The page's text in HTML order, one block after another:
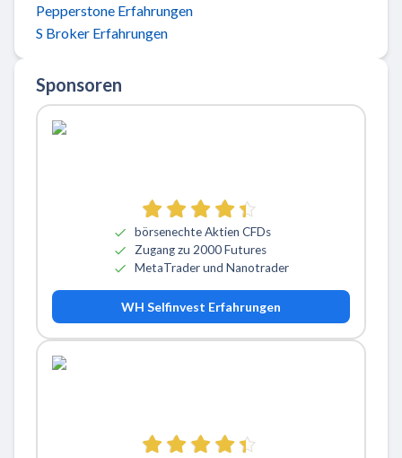
Pepperstone Erfahrungen
S Broker Erfahrungen
Sponsoren
börsenechte Aktien CFDs
Zugang zu 2000 Futures
MetaTrader und Nanotrader
WH Selfinvest Erfahrungen